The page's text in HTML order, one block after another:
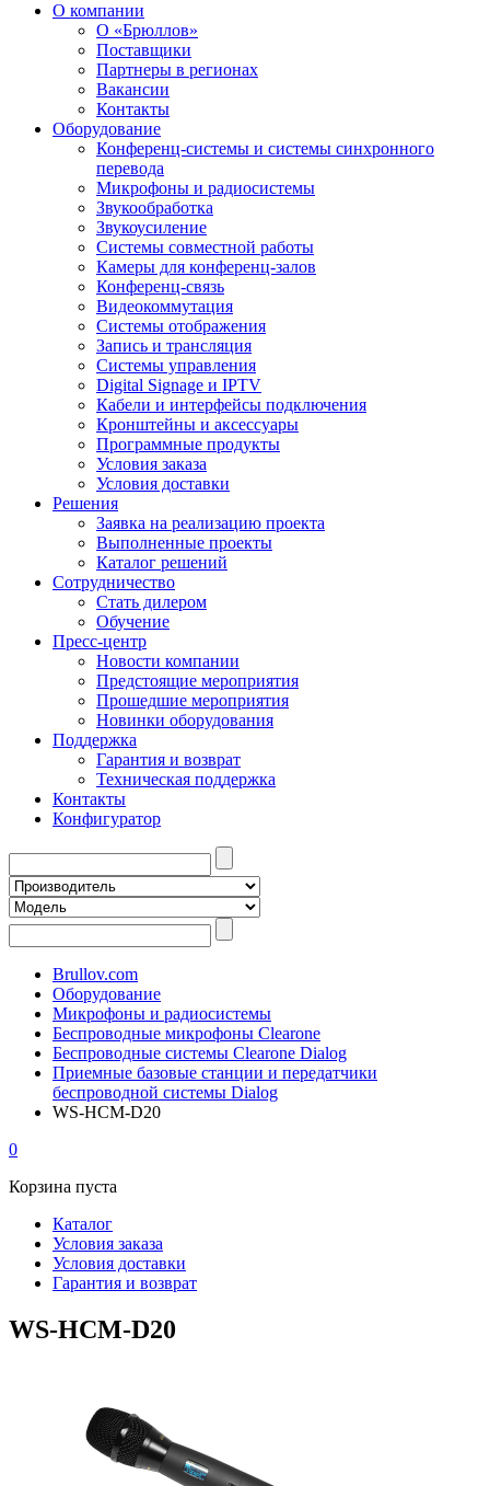
О компании
О «Брюллов»
Поставщики
Партнеры в регионах
Вакансии
Контакты
Оборудование
Конференц-системы и системы синхронного
перевода
Микрофоны и радиосистемы
Звукообработка
Звукоусиление
Системы совместной работы
Камеры для конференц-залов
Конференц-связь
Видеокоммутация
Системы отображения
Запись и трансляция
Системы управления
Digital Signage и IPTV
Кабели и интерфейсы подключения
Кронштейны и аксессуары
Программные продукты
Условия заказа
Условия доставки
Решения
Заявка на реализацию проекта
Выполненные проекты
Каталог решений
Сотрудничество
Стать дилером
Обучение
Пресс-центр
Новости компании
Предстоящие мероприятия
Прошедшие мероприятия
Новинки оборудования
Поддержка
Гарантия и возврат
Техническая поддержка
Контакты
Конфигуратор
Brullov.com
Оборудование
Микрофоны и радиосистемы
Беспроводные микрофоны Clearone
Беспроводные системы Clearone Dialog
Приемные базовые станции и передатчики
беспроводной системы Dialog
WS-HCM-D20
0
Корзина пуста
Каталог
Условия заказа
Условия доставки
Гарантия и возврат
WS-HCM-D20